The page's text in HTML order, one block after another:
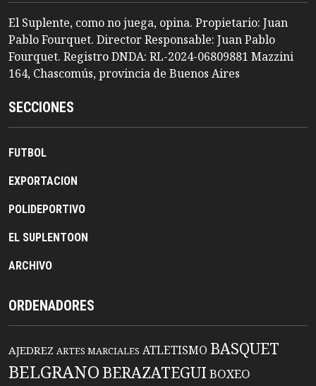
El Suplente, como no juega, opina. Propietario: Juan
Pablo Fourquet. Director Responsable: Juan Pablo
Fourquet. Registro DNDA: RL-2024-06809881 Mazzini
164, Chascomús, provincia de Buenos Aires
SECCIONES
FUTBOL
EXPORTACION
POLIDEPORTIVO
EL SUPLENTOON
ARCHIVO
ORDENADORES
AJEDREZ ARTES MARCIALES ATLETISMO BASQUET
BELGRANO BERAZATEGUIBOXEO